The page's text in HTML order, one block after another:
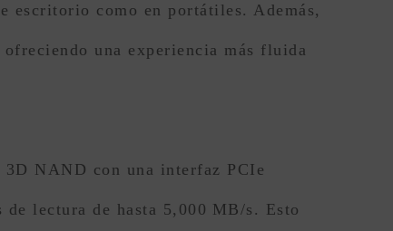
escritorio como en portátiles. Además,
una experiencia más fluida
NAND con una interfaz PCIe
lectura de hasta 5,000 MB/s. Esto